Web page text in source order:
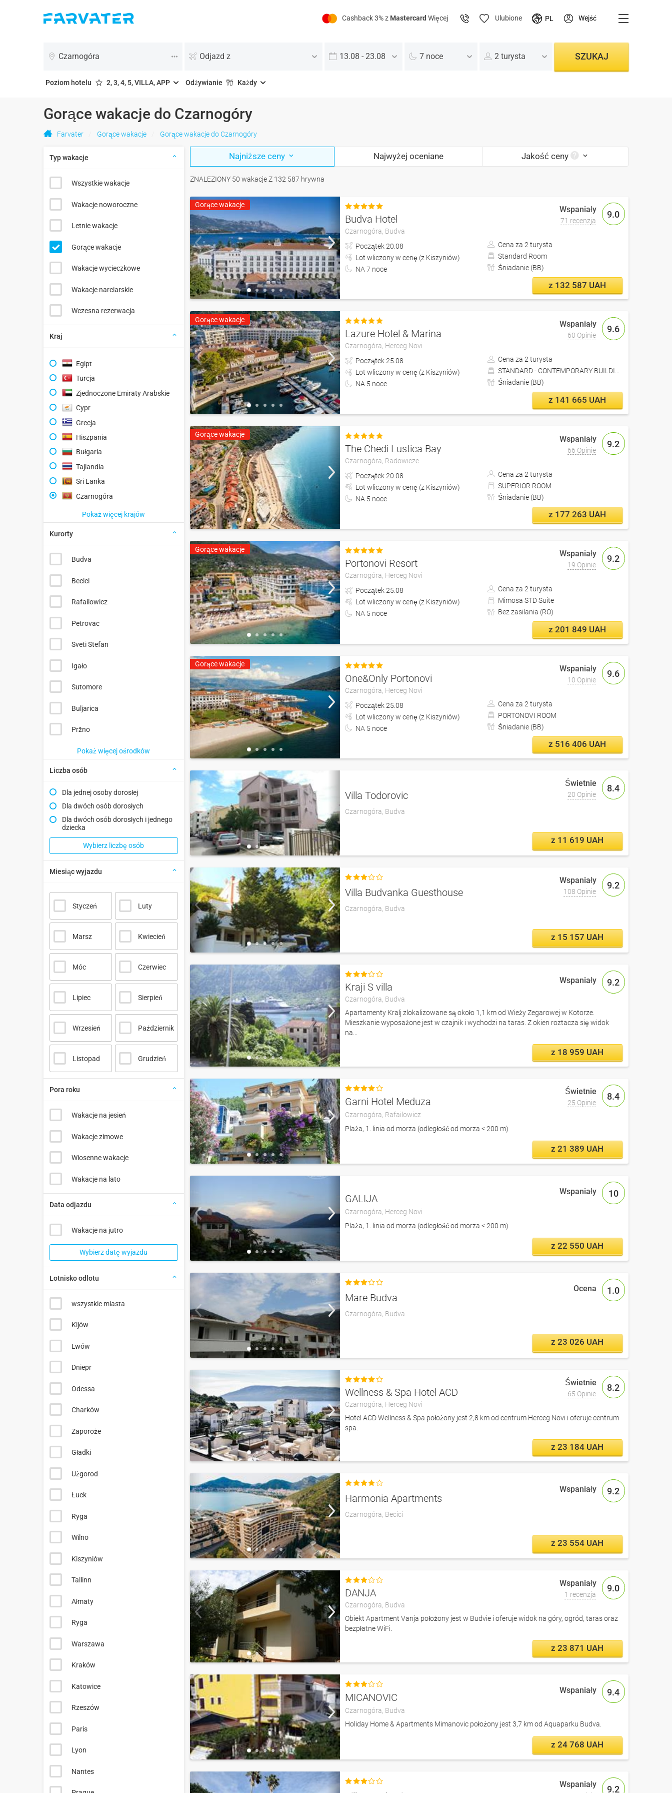
Cashback 3% z Mastercard Więcej Ulubione PL Wejść
Czarnogóra Odjazd z 13.08 - 23.08 7 noce 2 turysta
Poziom hotelu 2, 3, 4, 5, VILLA, APP Odżywianie Każdy
SZUKAJ
Gorące wakacje do Czarnogóry
Farvater Gorące wakacje Gorące wakacje do Czarnogóry
Najniższe ceny Najwyżej oceniane Jakość ceny
ZNALEZIONY 50 wakacje Z 132 587 hrywna
Typ wakacje
Wszystkie wakacje
Wakacje noworoczne
Letnie wakacje
Gorące wakacje
Wakacje wycieczkowe
Wakacje narciarskie
Wczesna rezerwacja
Kraj
Egipt
Turcja
Zjednoczone Emiraty Arabskie
Cypr
Grecja
Hiszpania
Bułgaria
Tajlandia
Sri Lanka
Czarnogóra
Pokaż więcej krajów
Kurorty
Budva
Becici
Rafailowicz
Petrovac
Sveti Stefan
Igało
Sutomore
Buljarica
Pržno
Pokaż więcej ośrodków
Liczba osób
Dla jednej osoby dorosłej
Dla dwóch osób dorosłych
Dla dwóch osób dorosłych i jednego
dziecka
Wybierz liczbę osób
Miesiąc wyjazdu
Styczeń Luty
Marsz Kwiecień
Móc Czerwiec
Lipiec Sierpień
Wrzesień Październik
Listopad Grudzień
Pora roku
Wakacje na jesień
Wakacje zimowe
Wiosenne wakacje
Wakacje na lato
Data odjazdu
Wakacje na jutro
Wybierz datę wyjazdu
Lotnisko odlotu
wszystkie miasta
Kijów
Lwów
Dniepr
Odessa
Charków
Zaporoże
Gładki
Użgorod
Łuck
Ryga
Wilno
Kiszyniów
Tallinn
Ałmaty
Ryga
Warszawa
Kraków
Katowice
Rzeszów
Paris
Lyon
Nantes
Gorące wakacje
9.0
71 recenzja

Budva Hotel
Czarnogóra, Budva
Początek20.08
Lot wliczony w cenę (z Kiszyniów)
NA7 noce
Cena za 2 turysta
Standard Room
Śniadanie (BB)
z 132 587 UAH
Gorące wakacje
9.6
60 Opinie

Lazure Hotel & Marina
Czarnogóra, Herceg Novi
Początek25.08
Lot wliczony w cenę (z Kiszyniów)
NA 5 noce
Cena za 2 turysta
STANDARD - CONTEMPORARY BUILDING
Śniadanie (BB)
z 141 665 UAH
Gorące wakacje
9.2
66 Opinie

The Chedi Lustica Bay
Czarnogóra, Radowicze
Początek20.08
Lot wliczony w cenę (z Kiszyniów)
NA 5 noce
Cena za 2 turysta
SUPERIOR ROOM
Śniadanie (BB)
z 177 263 UAH
Gorące wakacje
9.2
19 Opinie

Portonovi Resort
Czarnogóra, Herceg Novi
Początek25.08
Lot wliczony w cenę (z Kiszyniów)
NA 5 noce
Cena za 2 turysta
Mimosa STD Suite
Bez zasilania (RO)
z 201 849 UAH
Gorące wakacje
9.6
10 Opinie

One&Only Portonovi
Czarnogóra, Herceg Novi
Początek25.08
Lot wliczony w cenę (z Kiszyniów)
NA 5 noce
Cena za 2 turysta
PORTONOVI ROOM
Śniadanie (BB)
z 516 406 UAH
8.4
20 Opinie
Villa Todorovic
Czarnogóra, Budva
z 11 619 UAH
9.2
108 Opinie

Villa Budvanka Guesthouse
Czarnogóra, Budva
z 15 157 UAH
9.2

Kraji S villa
Czarnogóra, Budva
Apartamenty Kralj zlokalizowane są około 1,1 km od Wieży Zegarowej w Kotorze.
Mieszkanie wyposażone jest w czajnik i wychodzi na taras. Z okien roztacza się widok
na...
z 18 959 UAH
8.4
25 Opinie

Garni Hotel Meduza
Czarnogóra, Rafailowicz
Plaża, 1. linia od morza (odległość od morza < 200 m)
z 21 389 UAH
10
GALIJA
Czarnogóra, Herceg Novi
Plaża, 1. linia od morza (odległość od morza < 200 m)
z 22 550 UAH
1.0

Mare Budva
Czarnogóra, Budva
z 23 026 UAH
8.2
65 Opinie

Wellness & Spa Hotel ACD
Czarnogóra, Herceg Novi
Hotel ACD Wellness & Spa położony jest 2,8 km od centrum Herceg Novi i oferuje centrum
spa.
z 23 184 UAH
9.2

Harmonia Apartments
Czarnogóra, Becici
z 23 554 UAH
9.0
1 recenzja

DANJA
Czarnogóra, Budva
Obiekt Apartment Vanja położony jest w Budvie i oferuje widok na góry, ogród, taras oraz
bezpłatne WiFi.
z 23 871 UAH
9.4

MICANOVIC
Czarnogóra, Budva
Holiday Home & Apartments Mimanovic położony jest 3,7 km od Aquaparku Budva.
z 24 768 UAH
9.2
